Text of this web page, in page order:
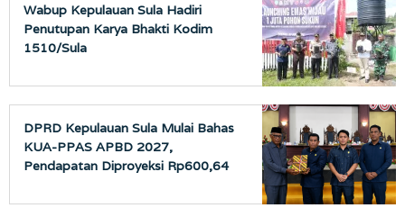
Wabup Kepulauan Sula Hadiri
Penutupan Karya Bhakti Kodim
1510/Sula
DPRD Kepulauan Sula Mulai Bahas
KUA-PPAS APBD 2027,
Pendapatan Diproyeksi Rp600,64